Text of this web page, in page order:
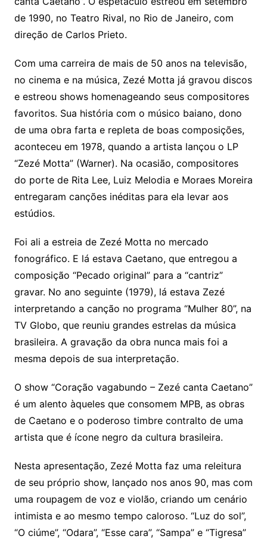
de 1990, no Teatro Rival, no Rio de Janeiro, com
direção de Carlos Prieto.
Com uma carreira de mais de 50 anos na televisão,
no cinema e na música, Zezé Motta já gravou discos
e estreou shows homenageando seus compositores
favoritos. Sua história com o músico baiano, dono
de uma obra farta e repleta de boas composições,
aconteceu em 1978, quando a artista lançou o LP
“Zezé Motta” (Warner). Na ocasião, compositores
do porte de Rita Lee, Luiz Melodia e Moraes Moreira
entregaram canções inéditas para ela levar aos
estúdios.
Foi ali a estreia de Zezé Motta no mercado
fonográfico. E lá estava Caetano, que entregou a
composição “Pecado original” para a “cantriz”
gravar. No ano seguinte (1979), lá estava Zezé
interpretando a canção no programa “Mulher 80”, na
TV Globo, que reuniu grandes estrelas da música
brasileira. A gravação da obra nunca mais foi a
mesma depois de sua interpretação.
O show “Coração vagabundo – Zezé canta Caetano”
é um alento àqueles que consomem MPB, as obras
de Caetano e o poderoso timbre contralto de uma
artista que é ícone negro da cultura brasileira.
Nesta apresentação, Zezé Motta faz uma releitura
de seu próprio show, lançado nos anos 90, mas com
uma roupagem de voz e violão, criando um cenário
intimista e ao mesmo tempo caloroso. “Luz do sol”,
“O ciúme”, “Odara”, “Esse cara”, “Sampa” e “Tigresa”